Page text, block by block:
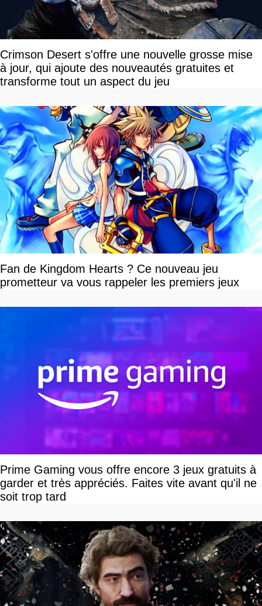
Crimson Desert s'offre une nouvelle grosse mise
à jour, qui ajoute des nouveautés gratuites et
transforme tout un aspect du jeu
Fan de Kingdom Hearts ? Ce nouveau jeu
prometteur va vous rappeler les premiers jeux
Prime Gaming vous offre encore 3 jeux gratuits à
garder et très appréciés. Faites vite avant qu'il ne
soit trop tard